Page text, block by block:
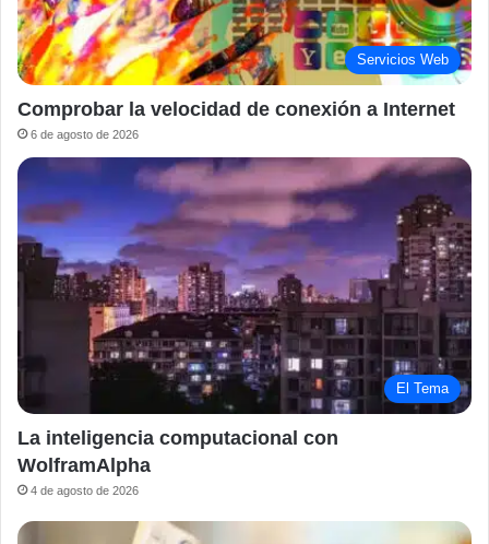
Servicios Web
Comprobar la velocidad de conexión a Internet
6 de agosto de 2026
El Tema
La inteligencia computacional con
WolframAlpha
4 de agosto de 2026